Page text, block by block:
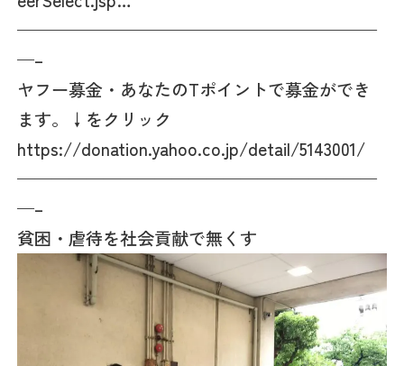
—————————————————————
—–
ヤフー募金・あなたのTポイントで募金ができ
ます。↓をクリック
https://donation.yahoo.co.jp/detail/5143001/
—————————————————————
—–
貧困・虐待を社会貢献で無くす